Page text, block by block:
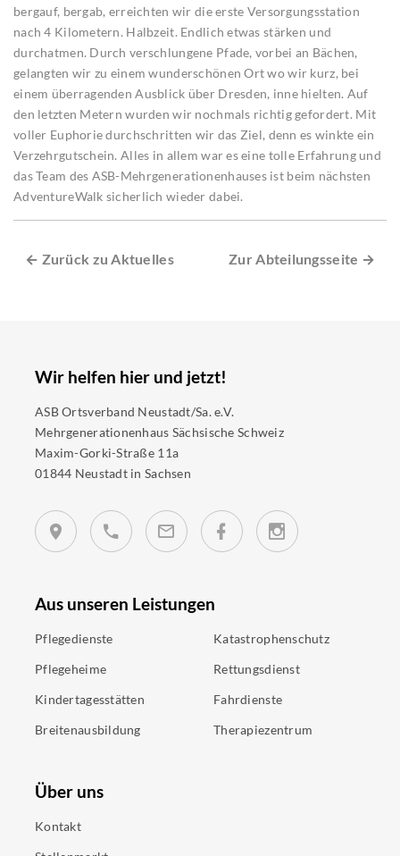
bergauf, bergab, erreichten wir die erste Versorgungsstation
nach 4 Kilometern. Halbzeit. Endlich etwas stärken und
durchatmen. Durch verschlungene Pfade, vorbei an Bächen,
gelangten wir zu einem wunderschönen Ort wo wir kurz, bei
einem überragenden Ausblick über Dresden, inne hielten. Auf
den letzten Metern wurden wir nochmals richtig gefordert. Mit
voller Euphorie durchschritten wir das Ziel, denn es winkte ein
Verzehrgutschein. Alles in allem war es eine tolle Erfahrung und
das Team des ASB-Mehrgenerationenhauses ist beim nächsten
AdventureWalk sicherlich wieder dabei.
← Zurück zu Aktuelles Zur Abteilungsseite →
Wir helfen hier und jetzt!
ASB Ortsverband Neustadt/Sa. e.V.
Mehrgenerationenhaus Sächsische Schweiz
Maxim-Gorki-Straße 11a
01844 Neustadt in Sachsen
Aus unseren Leistungen
Pflegedienste
Pflegeheime
Kindertagesstätten
Breitenausbildung
Katastrophenschutz
Rettungsdienst
Fahrdienste
Therapiezentrum
Über uns
Kontakt